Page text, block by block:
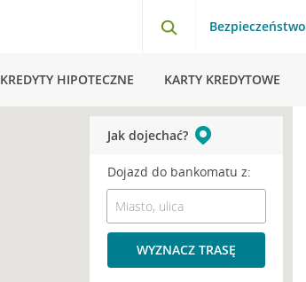
Bezpieczeństwo
KREDYTY HIPOTECZNE KARTY KREDYTOWE
Jak dojechać?
Dojazd do bankomatu z:
WYZNACZ TRASĘ